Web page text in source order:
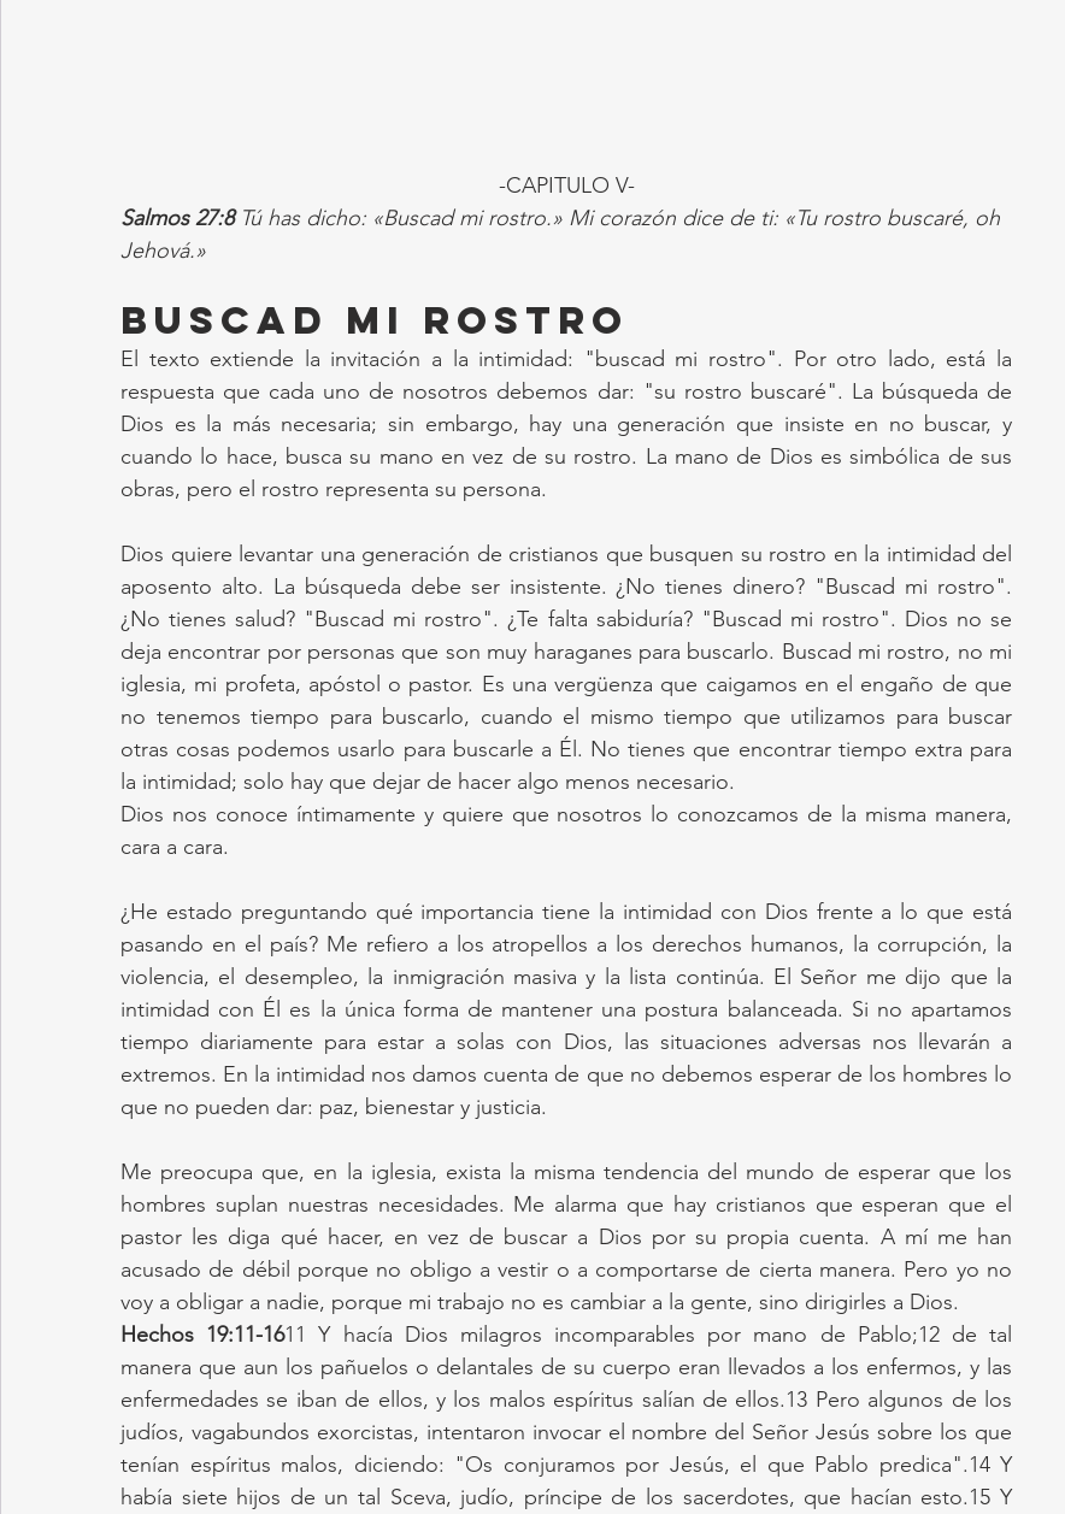
-CAPITULO V-
Salmos 27:8 Tú has dicho: «Buscad mi rostro.» Mi corazón dice de ti: «Tu rostro buscaré, oh
Jehová.»
BUSCAD MI ROSTRO
El texto extiende la invitación a la intimidad: "buscad mi rostro". Por otro lado, está la
respuesta que cada uno de nosotros debemos dar: "su rostro buscaré". La búsqueda de
Dios es la más necesaria; sin embargo, hay una generación que insiste en no buscar, y
cuando lo hace, busca su mano en vez de su rostro. La mano de Dios es simbólica de sus
obras, pero el rostro representa su persona.
Dios quiere levantar una generación de cristianos que busquen su rostro en la intimidad del
aposento alto. La búsqueda debe ser insistente. ¿No tienes dinero? "Buscad mi rostro".
¿No tienes salud? "Buscad mi rostro". ¿Te falta sabiduría? "Buscad mi rostro". Dios no se
deja encontrar por personas que son muy haraganes para buscarlo. Buscad mi rostro, no mi
iglesia, mi profeta, apóstol o pastor. Es una vergüenza que caigamos en el engaño de que
no tenemos tiempo para buscarlo, cuando el mismo tiempo que utilizamos para buscar
otras cosas podemos usarlo para buscarle a Él. No tienes que encontrar tiempo extra para
la intimidad; solo hay que dejar de hacer algo menos necesario.
Dios nos conoce íntimamente y quiere que nosotros lo conozcamos de la misma manera,
cara a cara.
¿He estado preguntando qué importancia tiene la intimidad con Dios frente a lo que está
pasando en el país? Me refiero a los atropellos a los derechos humanos, la corrupción, la
violencia, el desempleo, la inmigración masiva y la lista continúa. El Señor me dijo que la
intimidad con Él es la única forma de mantener una postura balanceada. Si no apartamos
tiempo diariamente para estar a solas con Dios, las situaciones adversas nos llevarán a
extremos. En la intimidad nos damos cuenta de que no debemos esperar de los hombres lo
que no pueden dar: paz, bienestar y justicia.
Me preocupa que, en la iglesia, exista la misma tendencia del mundo de esperar que los
hombres suplan nuestras necesidades. Me alarma que hay cristianos que esperan que el
pastor les diga qué hacer, en vez de buscar a Dios por su propia cuenta. A mí me han
acusado de débil porque no obligo a vestir o a comportarse de cierta manera. Pero yo no
voy a obligar a nadie, porque mi trabajo no es cambiar a la gente, sino dirigirles a Dios.
Hechos 19:11-1611 Y hacía Dios milagros incomparables por mano de Pablo;12 de tal
manera que aun los pañuelos o delantales de su cuerpo eran llevados a los enfermos, y las
enfermedades se iban de ellos, y los malos espíritus salían de ellos.13 Pero algunos de los
judíos, vagabundos exorcistas, intentaron invocar el nombre del Señor Jesús sobre los que
tenían espíritus malos, diciendo: "Os conjuramos por Jesús, el que Pablo predica".14 Y
había siete hijos de un tal Sceva, judío, príncipe de los sacerdotes, que hacían esto.15 Y